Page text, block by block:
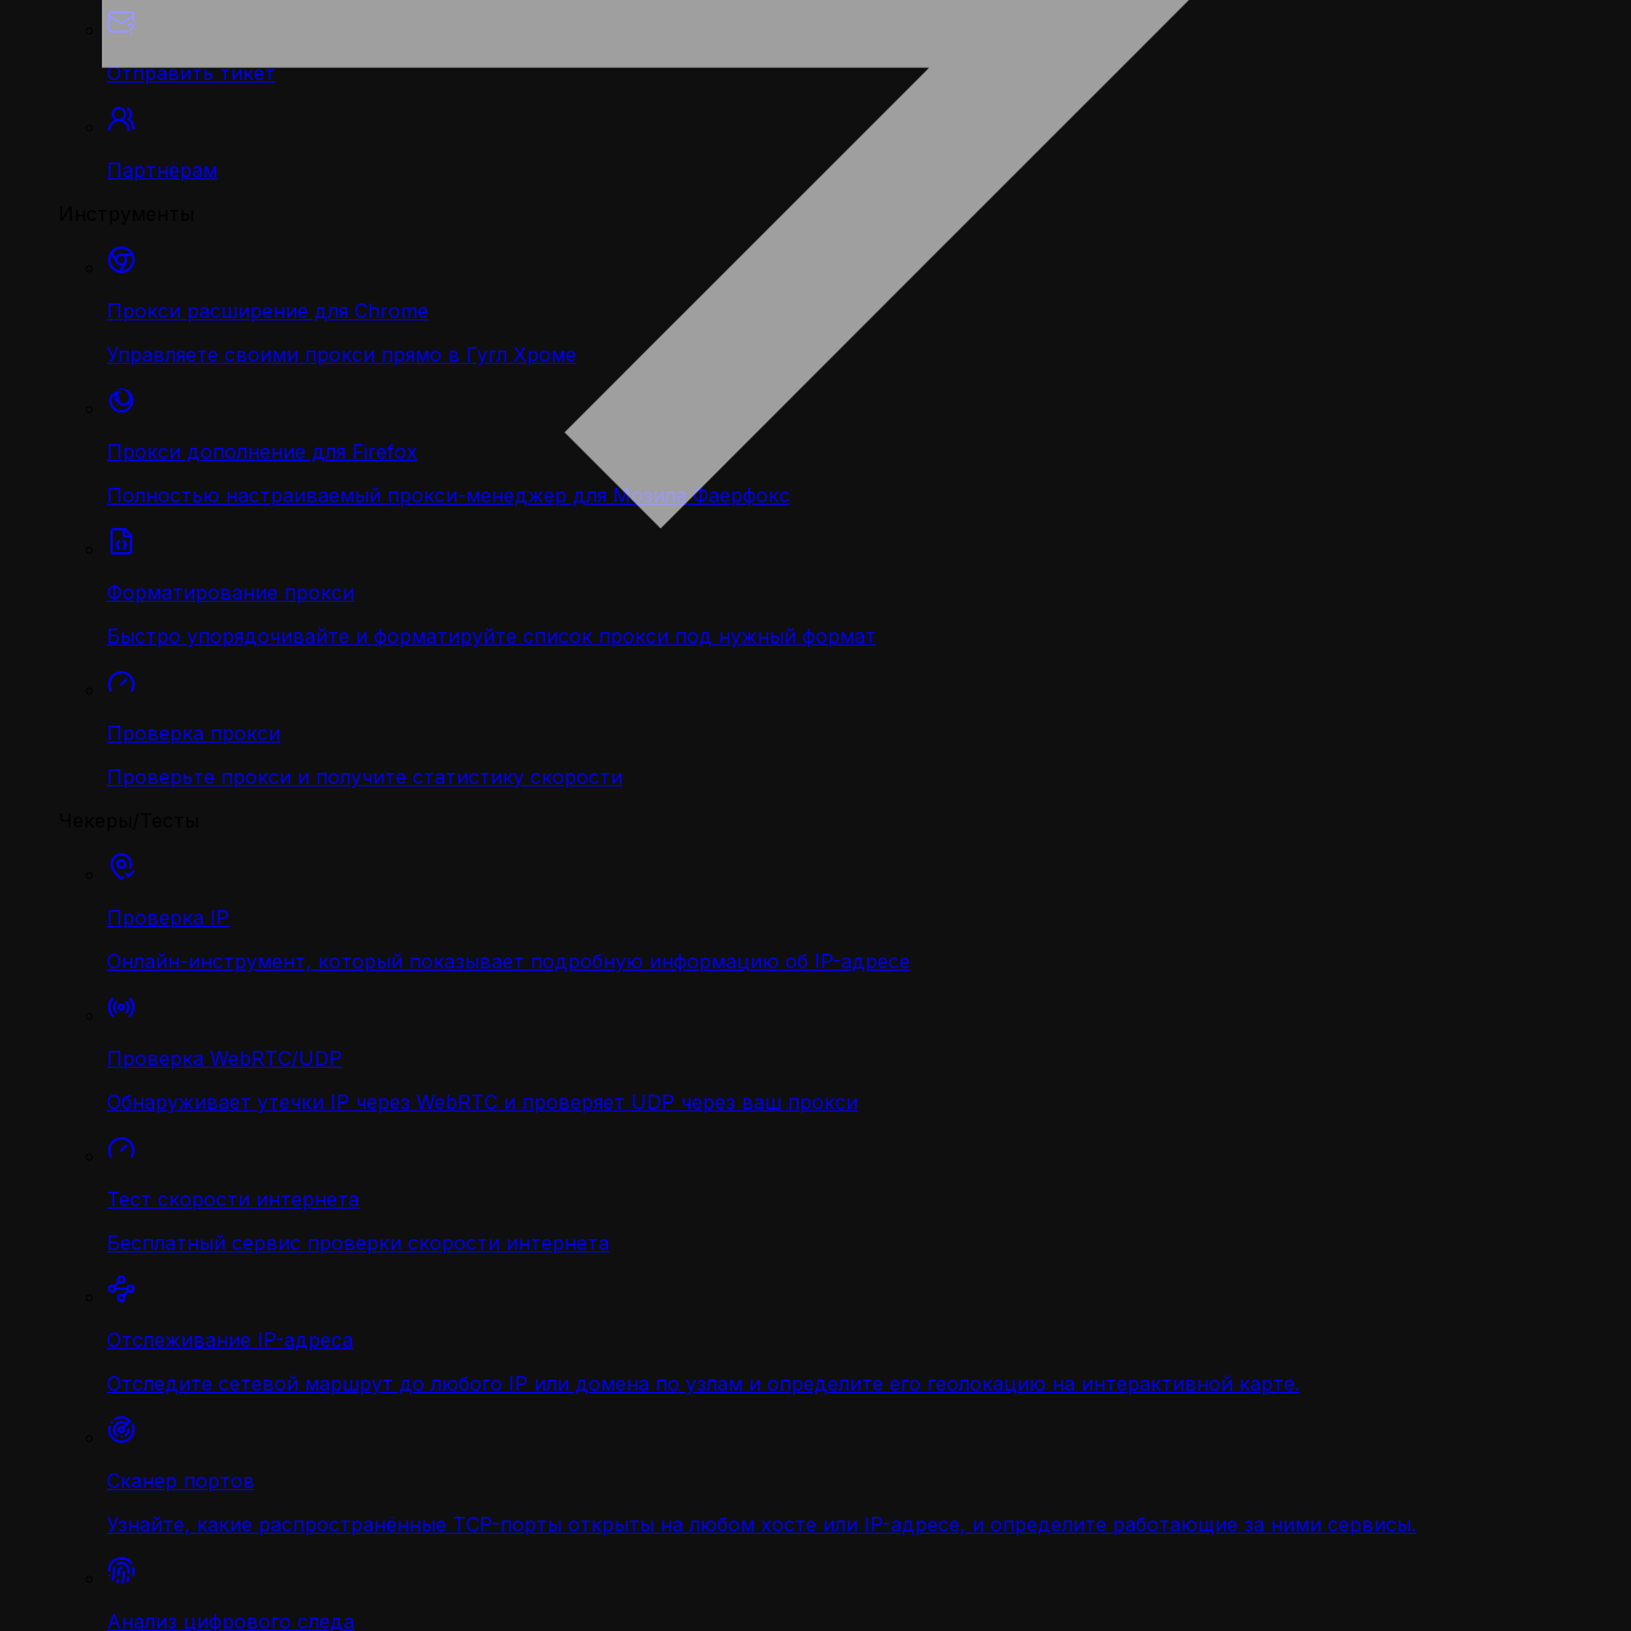
Отправить тикет
Партнёрам
Прокси расширение для Chrome
Управляете своими прокси прямо в Гугл Хроме
Прокси дополнение для Firefox
Полностью настраиваемый прокси-менеджер для Мозила Фаерфокс
Форматирование прокси
Быстро упорядочивайте и форматируйте список прокси под нужный формат
Проверка прокси
Проверьте прокси и получите статистику скорости
Проверка IP
Онлайн-инструмент, который показывает подробную информацию об IP-адресе
Проверка WebRTC/UDP
Обнаруживает утечки IP через WebRTC и проверяет UDP через ваш прокси
Тест скорости интернета
Бесплатный сервис проверки скорости интернета
Отслеживание IP-адреса
Отследите сетевой маршрут до любого IP или домена по узлам и определите его геолокацию на интерактивной карте.
Сканер портов
Узнайте, какие распространённые TCP-порты открыты на любом хосте или IP-адресе, и определите работающие за ними сервисы.
Анализ цифрового следа